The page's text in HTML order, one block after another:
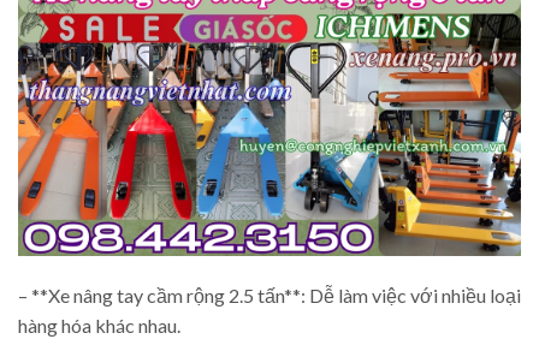
– **Xe nâng tay cầm rộng 2.5 tấn**: Dễ làm việc với nhiều loại
hàng hóa khác nhau.